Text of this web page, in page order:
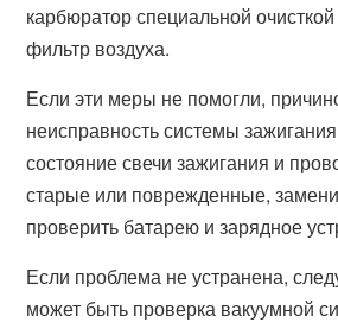
карбюратор специальной
фильтр воздуха.
Если эти меры не помогли,
неисправность системы
состояние свечи зажигания и
старые или поврежденные,
проверить батарею и зарядное
Если проблема не устранена,
может быть проверка вакуумной